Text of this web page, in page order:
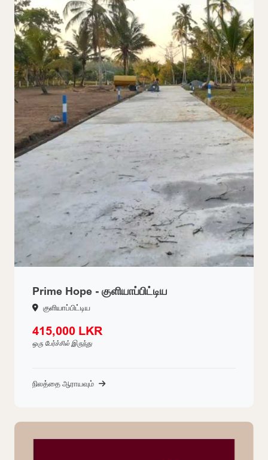
Prime Hope - குளியாப்பிட்டிய
குளியாப்பிட்டிய
415,000 LKR
ஒரு பேர்ச்சில் இருந்து
நிலத்தை ஆராயவும்